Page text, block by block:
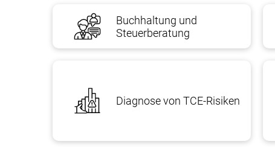
Übersetzung der Reisepassdaten und der
Nachahmung übersetzter Dokumente.
Buchhaltung und
Steuerberatung
Diagnose von TCE-Risiken